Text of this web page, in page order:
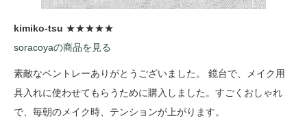
kimiko-tsu ★★★★★
soracoyaの商品を見る
素敵なペントレーありがとうございました。 鏡台で、メイク用
具入れに使わせてもらうために購入しました。すごくおしゃれ
で、毎朝のメイク時、テンションが上がります。